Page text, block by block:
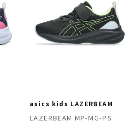
asics kids LAZERBEAM
LAZERBEAM MP-MG-PS